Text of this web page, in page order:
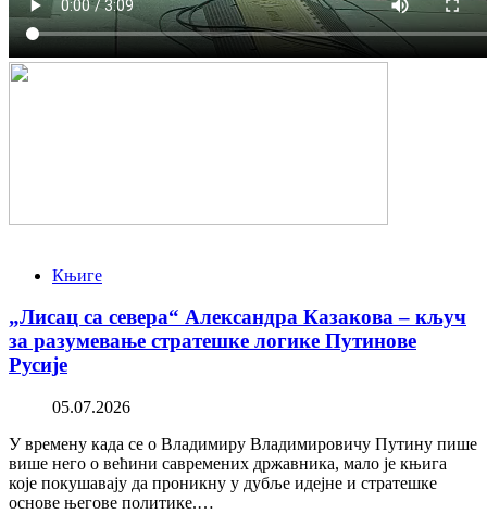
Књиге
„Лисац са севера“ Александра Казакова – кључ
за разумевање стратешке логике Путинове
Русије
05.07.2026
У времену када се о Владимиру Владимировичу Путину пише
више него о већини савремених државника, мало је књига
које покушавају да проникну у дубље идејне и стратешке
основе његове политике.…